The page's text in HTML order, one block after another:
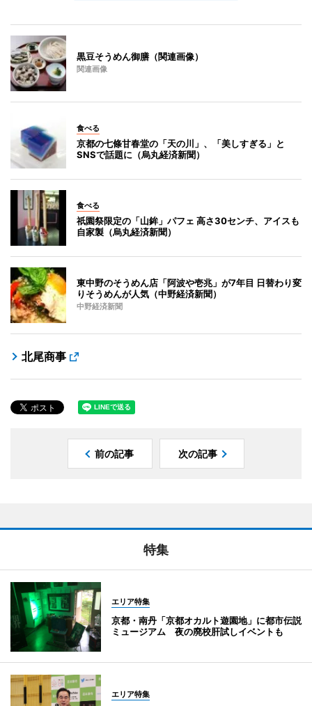
黒豆そうめん御膳（関連画像）
関連画像
食べる
京都の七條甘春堂の「天の川」、「美しすぎる」と
SNSで話題に（烏丸経済新聞）
食べる
祇園祭限定の「山鉾」パフェ 高さ30センチ、アイスも
自家製（烏丸経済新聞）
東中野のそうめん店「阿波や壱兆」が7年目 日替わり変
りそうめんが人気（中野経済新聞）
中野経済新聞
北尾商事
前の記事 次の記事
特集
エリア特集
京都・南丹「京都オカルト遊園地」に都市伝説
ミュージアム 夜の廃校肝試しイベントも
エリア特集